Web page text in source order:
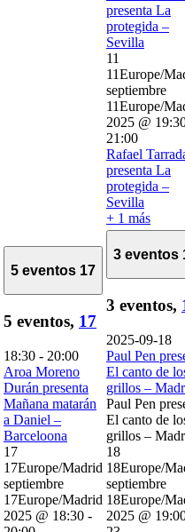
presenta La
protegida –
Sevilla
11
11Europe/
septiembre
11Europe/
2025 @
21:00
Rafael
presenta La
protegida –
Sevilla
+ 1 más
5 eventos 17
5 eventos, 17
18:30 - 20:00
Aroa Moreno
Durán presenta
Mañana matarán
a Daniel –
Barceloona
17
17Europe/Madrid
septiembre
17Europe/Madrid
2025 @ 18:30 -
3 eventos
3 eventos,
2025-09-18
Paul Pen
El canto de
grillos –
Paul Pen
El canto de
grillos –
18
18Europe/
septiembre
18Europe/
2025 @